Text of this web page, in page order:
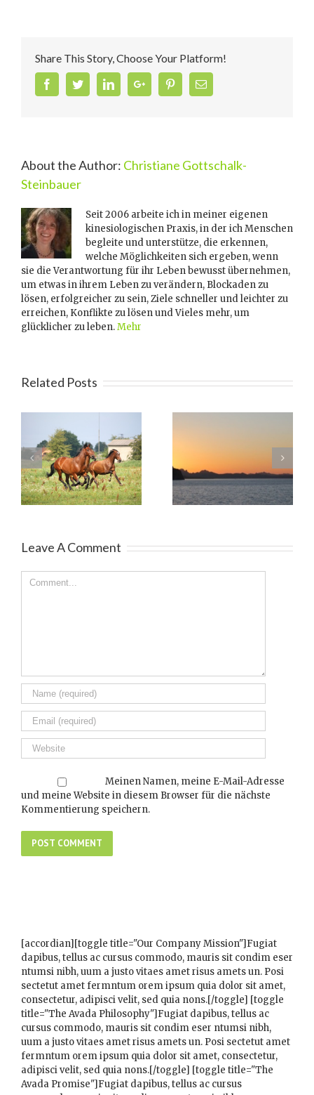
Share This Story, Choose Your Platform!
FacebookTwitterLinkedinGoogle+ PinterestEmail
About the Author: Christiane Gottschalk-
Steinbauer
Seit 2006 arbeite ich in meiner eigenen
kinesiologischen Praxis, in der ich Menschen
begleite und unterstütze, die erkennen,
welche Möglichkeiten sich ergeben, wenn
sie die Verantwortung für ihr Leben bewusst übernehmen,
um etwas in ihrem Leben zu verändern, Blockaden zu
lösen, erfolgreicher zu sein, Ziele schneller und leichter zu
erreichen, Konflikte zu lösen und Vieles mehr, um
glücklicher zu leben.Mehr
Related Posts
Die Sprache der
Seele
Antons Tränen
Leave A Comment
Comment
Meinen Namen, meine E-Mail-Adresse
und meine Website in diesem Browser für die nächste
Kommentierung speichern.
[accordian][toggle title="Our Company Mission"]Fugiat
dapibus, tellus ac cursus commodo, mauris sit condim eser
ntumsi nibh, uum a justo vitaes amet risus amets un. Posi
sectetut amet fermntum orem ipsum quia dolor sit amet,
consectetur, adipisci velit, sed quia nons.[/toggle] [toggle
title="The Avada Philosophy"]Fugiat dapibus, tellus ac
cursus commodo, mauris sit condim eser ntumsi nibh,
uum a justo vitaes amet risus amets un. Posi sectetut amet
fermntum orem ipsum quia dolor sit amet, consectetur,
adipisci velit, sed quia nons.[/toggle] [toggle title="The
Avada Promise"]Fugiat dapibus, tellus ac cursus